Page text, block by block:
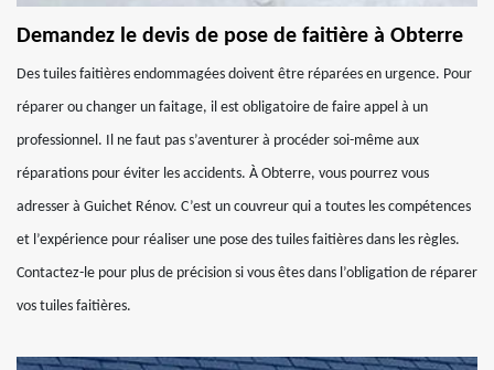
Demandez le devis de pose de faitière à Obterre
Des tuiles faitières endommagées doivent être réparées en urgence. Pour
réparer ou changer un faitage, il est obligatoire de faire appel à un
professionnel. Il ne faut pas s’aventurer à procéder soi-même aux
réparations pour éviter les accidents. À Obterre, vous pourrez vous
adresser à Guichet Rénov. C’est un couvreur qui a toutes les compétences
et l’expérience pour réaliser une pose des tuiles faitières dans les règles.
Contactez-le pour plus de précision si vous êtes dans l’obligation de réparer
vos tuiles faitières.